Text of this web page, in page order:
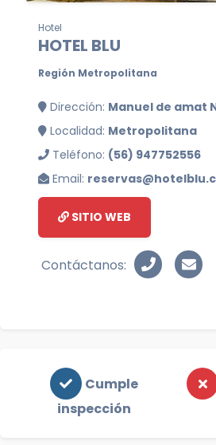
Hotel
HOTEL BLU
Región Metropolitana
Dirección: Manuel de amat
Localidad: Metropolitana
Teléfono: (56) 947752556
Email:
SITIO WEB
Contáctanos:
Cumple
inspección